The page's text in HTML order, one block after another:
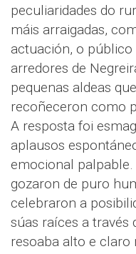
peculiaridades do
máis arraigadas,
actuación, o
arredores de
pequenas aldeas
recoñeceron como
A resposta foi
aplausos
emocional
gozaron de puro
celebraron a
súas raíces a través
resoaba alto e claro